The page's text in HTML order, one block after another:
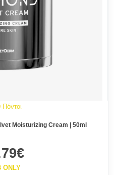
Πόντοι
Moisturizing Cream | 50ml
ONLY